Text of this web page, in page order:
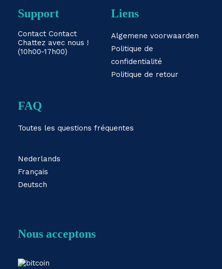
Support
Contact Contact
Chattez avec nous !
(10h00-17h00)
Liens
Algemene voorwaarden
Politique de
confidentialité
Politique de retour
FAQ
Toutes les questions fréquentes
Nederlands
Français
Deutsch
Nous acceptons